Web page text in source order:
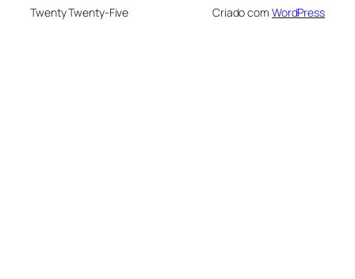
Twenty Twenty-Five Criado com WordPress